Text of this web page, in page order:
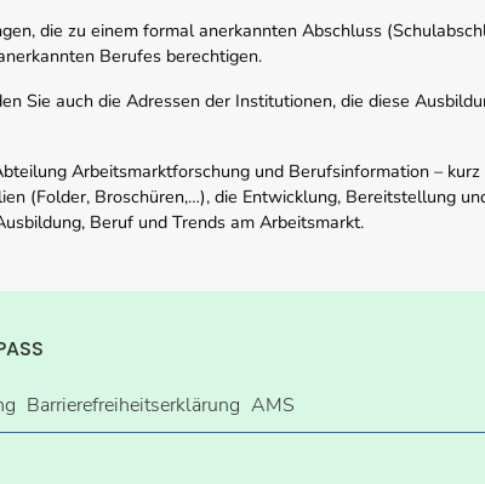
die zu einem formal anerkannten Abschluss
Berufes berechtigen.
Sie auch die Adressen der Institutionen, die diese
Arbeitsmarktforschung und Berufsinformation –
(Folder, Broschüren,…), die Entwicklung, Bereitstellung
Beruf und Trends am Arbeitsmarkt.
Barrierefreiheitserklärung AMS